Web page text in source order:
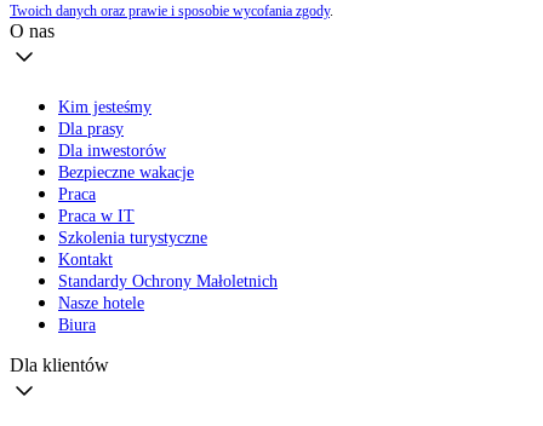
Twoich danych oraz prawie i sposobie wycofania zgody.
O nas
Kim jesteśmy
Dla prasy
Dla inwestorów
Bezpieczne wakacje
Praca
Praca w IT
Szkolenia turystyczne
Kontakt
Standardy Ochrony Małoletnich
Nasze hotele
Biura
Dla klientów